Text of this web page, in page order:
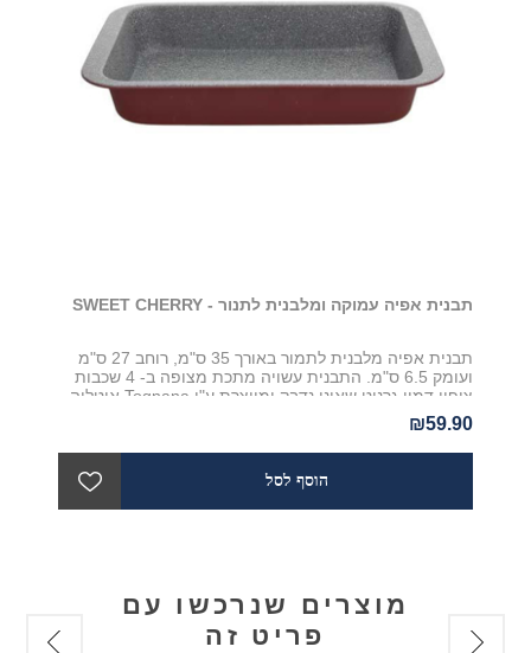
תבנית אפיה עמוקה ומלבנית לתנור - SWEET CHERRY
תבנית אפיה מלבנית לתמור באורך 35 ס"מ, רוחב 27 ס"מ
ועומק 6.5 ס"מ. התבנית עשויה מתכת מצופה ב- 4 שכבות
ציפוי דמוי גרניט שאינו נדבק ומיוצרת ע"י Tognana איטליה
₪59.90
מוצרים שנרכשו עם
פריט זה